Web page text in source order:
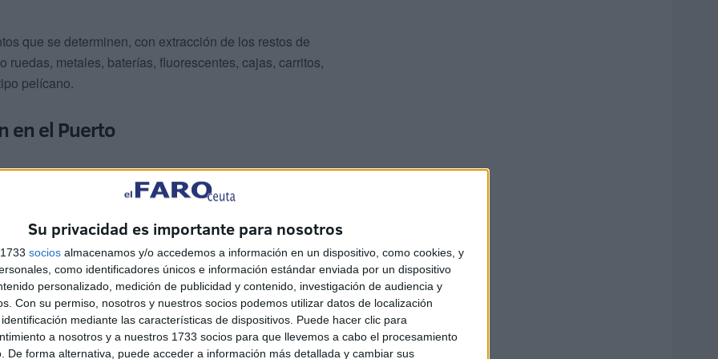
Su privacidad es importante para nosotros
socios almacenamos y/o accedemos a información en un dispositivo, como cookies, y
como identificadores únicos e información estándar enviada por un dispositivo
personalizado, medición de publicidad y contenido, investigación de audiencia y
Con su permiso, nosotros y nuestros socios podemos utilizar datos de localización
mediante las características de dispositivos. Puede hacer clic para
a nosotros y a nuestros 1733 socios para que llevemos a cabo el procesamiento
De forma alternativa, puede acceder a información más detallada y cambiar sus
que se determinen, con extracción de los restos de
metales, baterías, fluorescentes, cajas, carritos,
pelícano.
en el Puerto
laempresaprestataria de la limpieza de la lámina de
técnico que ordene la Dirección de los trabajos para la
actuaciones anuales.